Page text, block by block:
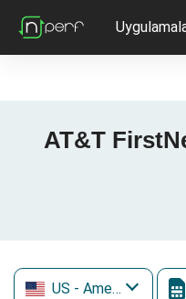
AT&T
US - Amerika Birleşik Devletleri